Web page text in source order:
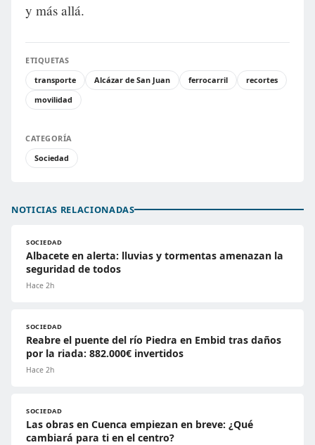
y más allá.
ETIQUETAS
transporte
Alcázar de San Juan ferrocarril
recortes
movilidad
CATEGORÍA
Sociedad
NOTICIAS RELACIONADAS
SOCIEDAD
Albacete en alerta: lluvias y tormentas amenazan la
seguridad de todos
Hace 2h
SOCIEDAD
Reabre el puente del río Piedra en Embid tras daños
por la riada: 882.000€ invertidos
Hace 2h
SOCIEDAD
Las obras en Cuenca empiezan en breve: ¿Qué
cambiará para ti en el centro?